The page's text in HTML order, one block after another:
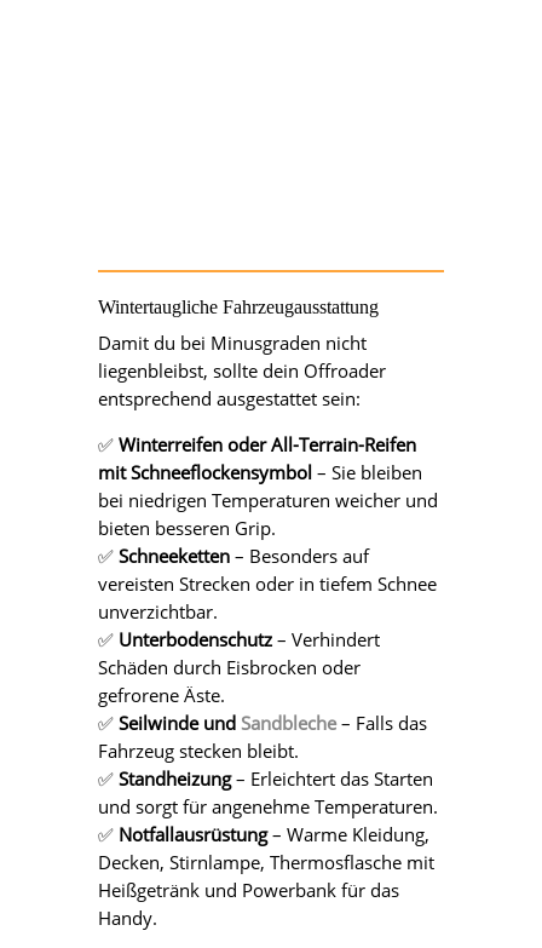
Wintertaugliche Fahrzeugausstattung
Damit du bei Minusgraden nicht
liegenbleibst, sollte dein Offroader
entsprechend ausgestattet sein:
✅ Winterreifen oder All-Terrain-Reifen
mit Schneeflockensymbol – Sie bleiben
bei niedrigen Temperaturen weicher und
bieten besseren Grip.
✅ Schneeketten– Besonders auf
vereisten Strecken oder in tiefem Schnee
unverzichtbar.
✅ Unterbodenschutz– Verhindert
Schäden durch Eisbrocken oder
gefrorene Äste.
✅ Seilwinde und Sandbleche– Falls das
Fahrzeug stecken bleibt.
✅ Standheizung– Erleichtert das Starten
und sorgt für angenehme Temperaturen.
✅ Notfallausrüstung– Warme Kleidung,
Decken, Stirnlampe, Thermosflasche mit
Heißgetränk und Powerbank für das
Handy.